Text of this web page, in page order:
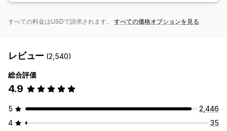
リアルタイム更新 注文追跡
すべての料金はUSDで請求されます。 すべての価格オプションを見る
レビュー (2,540)
総合評価
4.9
5
2,446
4
35